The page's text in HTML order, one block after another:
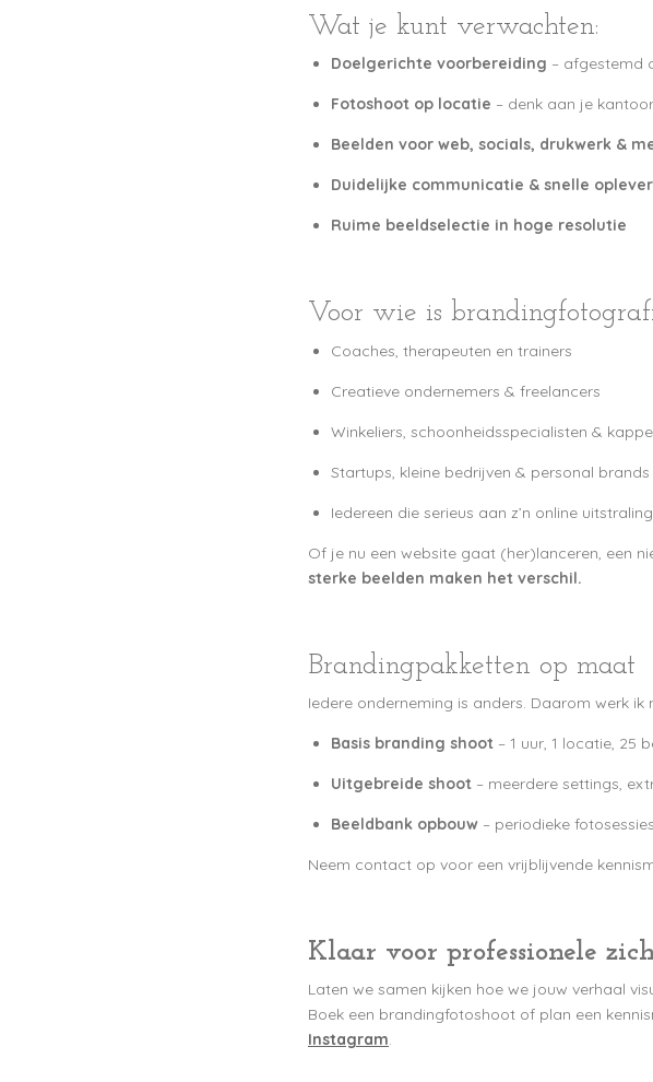
Wat je kunt verwachten:
Doelgerichte voorbereiding – afgestemd
Fotoshoot op locatie – denk aan je
Beelden voor web, socials, drukwerk &
Duidelijke communicatie & snelle
Ruime beeldselectie in hoge resolutie
Voor wie is
Coaches, therapeuten en trainers
Creatieve ondernemers & freelancers
Winkeliers, schoonheidsspecialisten &
Startups, kleine bedrijven & personal brands
Iedereen die serieus aan z’n online
Of je nu een website gaat (her)lanceren, een
sterke beelden maken het verschil.
Brandingpakketten op maat
Iedere onderneming is anders. Daarom werk
Basis branding shoot – 1 uur, 1 locatie, 25
Uitgebreide shoot – meerdere settings,
Beeldbank opbouw – periodieke
Neem contact op voor een vrijblijvende
Klaar voor professionele
Laten we samen kijken hoe we jouw verhaal
Boek een brandingfotoshoot of plan een
Instagram.